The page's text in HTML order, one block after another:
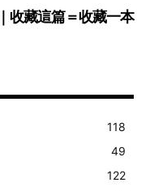
收藏這篇＝收藏一本
118
49
122